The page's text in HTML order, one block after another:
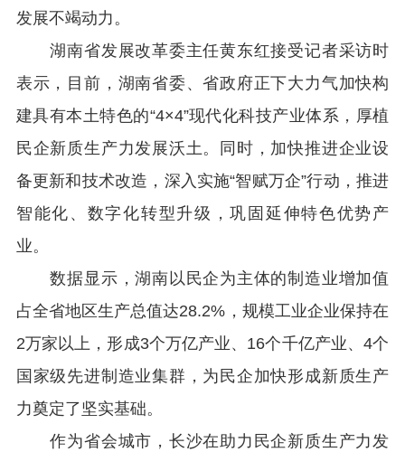
发展不竭动力。
湖南省发展改革委主任黄东红接受记者采访时
表示，目前，湖南省委、省政府正下大力气加快构
建具有本土特色的“4×4”现代化科技产业体系，厚植
民企新质生产力发展沃土。同时，加快推进企业设
备更新和技术改造，深入实施“智赋万企”行动，推进
智能化、数字化转型升级，巩固延伸特色优势产
业。
数据显示，湖南以民企为主体的制造业增加值
占全省地区生产总值达28.2%，规模工业企业保持在
2万家以上，形成3个万亿产业、16个千亿产业、4个
国家级先进制造业集群，为民企加快形成新质生产
力奠定了坚实基础。
作为省会城市，长沙在助力民企新质生产力发